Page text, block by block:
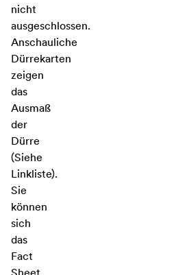
nicht
ausgeschlossen.
Anschauliche
Dürrekarten
zeigen
das
Ausmaß
der
Dürre
(Siehe
Linkliste).
Sie
können
sich
das
Fact